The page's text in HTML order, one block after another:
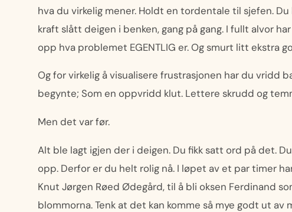
hva du virkelig mener. Holdt en tordentale til sjefen.
kraft slått deigen i benken, gang på gang. I fullt alvor
opp hva problemet EGENTLIG er. Og smurt litt ekstra
Og for virkelig å visualisere frustrasjonen har du vridd
begynte; Som en oppvridd klut. Lettere skrudd og
Men det var før.
Alt ble lagt igjen der i deigen. Du fikk satt ord på det.
opp. Derfor er du helt rolig nå. I løpet av et par timer
Knut Jørgen Røed Ødegård, til å bli oksen Ferdinand
blommorna. Tenk at det kan komme så mye godt ut av